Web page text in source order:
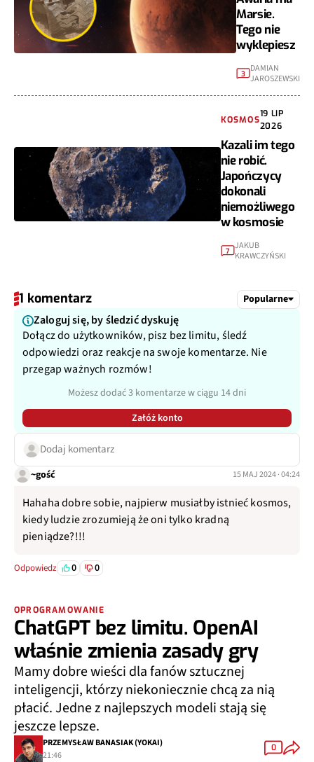
Marsie.
Tego nie
wyklepiesz
3
DAMIAN
JAROSZEWSKI
KOSMOS
19 LIP
2026
Kazali im tego
nie robić.
Japończycy
dokonali
niemożliwego
w kosmosie
7 JAKUB
KRAWCZYŃSKI
1 komentarz Popularne
Zaloguj się, by śledzić dyskuję
Dołącz do użytkowników, pisz bez limitu, śledź
odpowiedzi oraz reakcje na swoje komentarze. Nie
przegap ważnych rozmów!
Możesz dodać 3 komentarze w ciągu 14 dni
Załóż konto
Dodaj komentarz
~gość 15 MAJ 2024 · 04:24
Hahaha dobre sobie, najpierw musiałby istnieć kosmos,
kiedy ludzie zrozumieją że oni tylko kradną
pieniądze?!!!
Odpowiedz 0 0
OPROGRAMOWANIE
ChatGPT bez limitu. OpenAI
właśnie zmienia zasady gry
Mamy dobre wieści dla fanów sztucznej
inteligencji, którzy niekoniecznie chcą za nią
płacić. Jedne z najlepszych modeli stają się
jeszcze lepsze.
PRZEMYSŁAW BANASIAK (YOKAI)
21:46
0